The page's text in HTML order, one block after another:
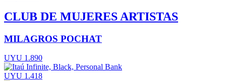
CLUB DE MUJERES ARTISTAS
MILAGROS POCHAT
UYU 1.890
UYU 1.418